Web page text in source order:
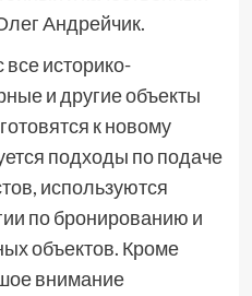
Андрейчик.
историко-
и другие объекты
к новому
подходы по подаче
используются
по бронированию и
объектов. Кроме
внимание